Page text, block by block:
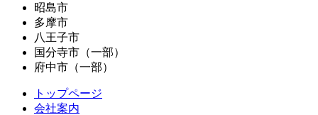
昭島市
多摩市
八王子市
国分寺市（一部）
府中市（一部）
トップページ
会社案内